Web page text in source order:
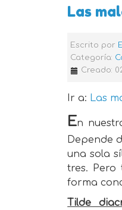
Las
Escrito por
Categoría:
Creado:
Ir a: Las
En
Depende
una sola
tres. Pero
forma
Tilde